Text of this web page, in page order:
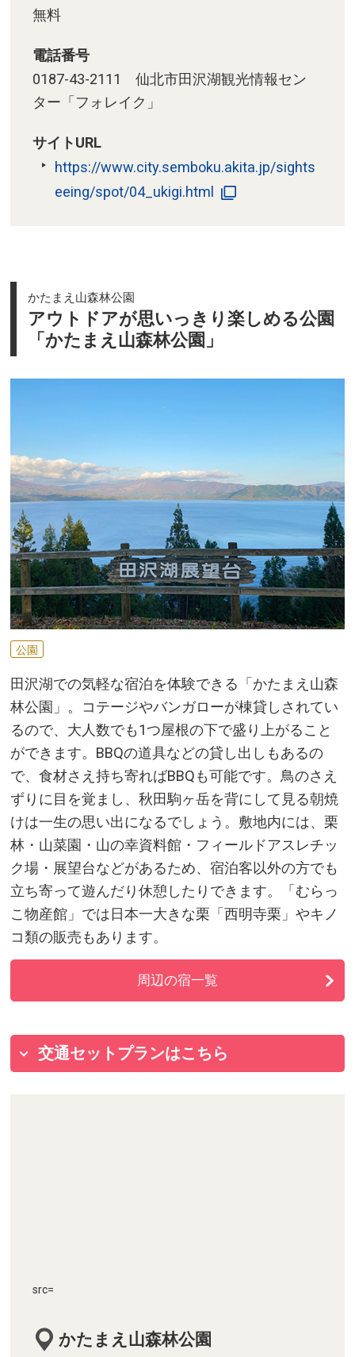
無料
電話番号
0187-43-2111 仙北市田沢湖観光情報セン
ター「フォレイク」
サイトURL
https://www.city.semboku.akita.jp/sights
eeing/spot/04_ukigi.html
かたまえ山森林公園
アウトドアが思いっきり楽しめる公園
「かたまえ山森林公園」
公園
田沢湖での気軽な宿泊を体験できる「かたまえ山森
林公園」。コテージやバンガローが棟貸しされてい
るので、大人数でも1つ屋根の下で盛り上がること
ができます。BBQの道具などの貸し出しもあるの
で、食材さえ持ち寄ればBBQも可能です。鳥のさえ
ずりに目を覚まし、秋田駒ヶ岳を背にして見る朝焼
けは一生の思い出になるでしょう。敷地内には、栗
林・山菜園・山の幸資料館・フィールドアスレチッ
ク場・展望台などがあるため、宿泊客以外の方でも
立ち寄って遊んだり休憩したりできます。「むらっ
こ物産館」では日本一大きな栗「西明寺栗」やキノ
コ類の販売もあります。
周辺の宿一覧
交通セットプランはこちら
src=
かたまえ山森林公園